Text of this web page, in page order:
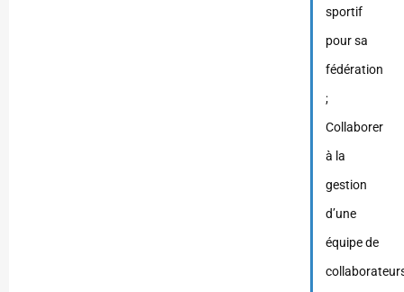
sportif
pour sa
fédération
;
Collaborer
à la
gestion
d’une
équipe de